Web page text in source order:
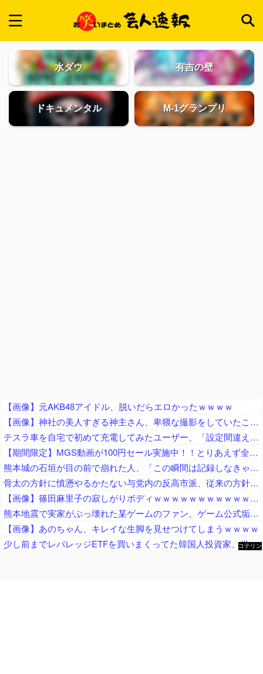
水ダウ 有吉の壁
ドキュメンタル M-1グランプリ
【画像】元AKB48アイドル、脱いだらエロかったｗｗｗｗ
【画像】神社の美人すぎる神主さん、卑猥な撮影をしていたことが判明ｗｗｗｗｗｗｗｗ
テスラ車を自宅で初めて充電してみたユーザー、「設定間違えてるんですかね？？」と困惑する羽目に……
【期間限定】MGS動画が100円セール実施中！！とりあえず全部買うやろｗｗｗｗｗ
熊本城の石垣が目の前で崩れた人、「この瞬間は記録しなきゃ」と使命感に駆られて撮影した結果……
骨太の方針に憤懣やるかたない与党内の反高市派、従来の方針を継続させるために動き出して……
【画像】篠田麻里子の寂しがりボディｗｗｗｗｗｗｗｗｗｗｗｗｗｗｗｗｗｗｗ
熊本地震で実家がぶっ壊れた某ゲームのファン、ゲーム公式垢が投稿自粛を発表してしまうと……
【画像】あのちゃん、キレイな生脚を見せつけてしまうｗｗｗｗ
少し前までレバレッジETFを買いまくってた韓国人投資家、半導体株が下落局面に突入したと判断した途端に……
コテリン